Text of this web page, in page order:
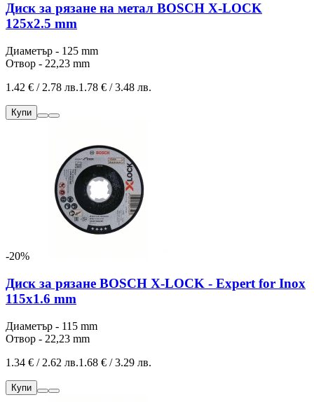
Диск за рязане на метал BOSCH X-LOCK
125x2.5 mm
Диаметър - 125 mm
Отвор - 22,23 mm
1.42 € / 2.78 лв.1.78 € / 3.48 лв.
Купи
-20%
Диск за рязане BOSCH X-LOCK - Expert for Inox
115x1.6 mm
Диаметър - 115 mm
Отвор - 22,23 mm
1.34 € / 2.62 лв.1.68 € / 3.29 лв.
Купи